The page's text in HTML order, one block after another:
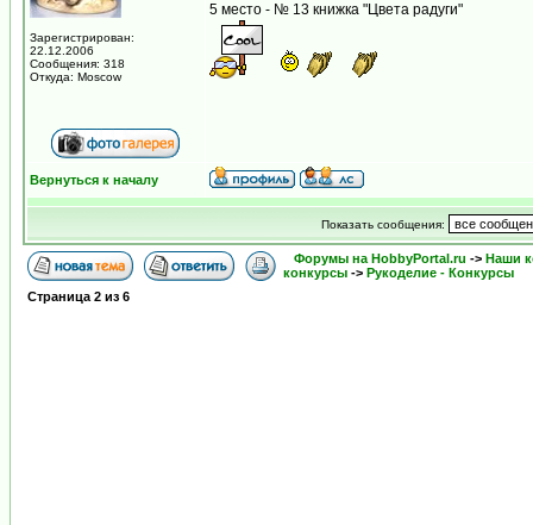
Зарегистрирован:
22.12.2006
Сообщения: 318
Откуда: Moscow
5 место - № 13 книжка "Цвета радуги"
Вернуться к началу
Показать сообщения:
Форумы на HobbyPortal.ru -> Наши
конкурсы -> Рукоделие - Конкурсы
Страница 2 из 6